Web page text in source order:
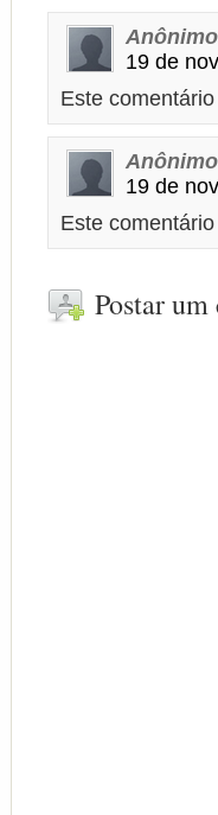
Anônimo
19 de
Este
Anônimo
19 de
Este
Postar